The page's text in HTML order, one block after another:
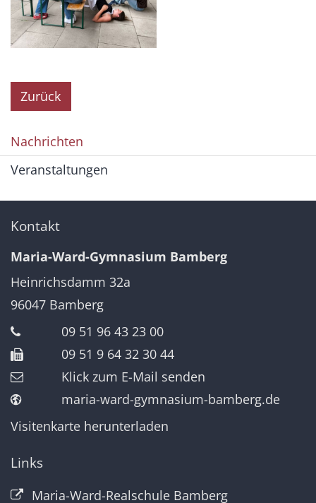
Zurück
Nachrichten
Veranstaltungen
Kontakt
Maria-Ward-Gymnasium Bamberg
Heinrichsdamm 32a
96047 Bamberg
09 51 96 43 23 00
09 51 9 64 32 30 44
Klick zum E-Mail senden
maria-ward-gymnasium-bamberg.de
Visitenkarte herunterladen
Links
Maria-Ward-Realschule Bamberg